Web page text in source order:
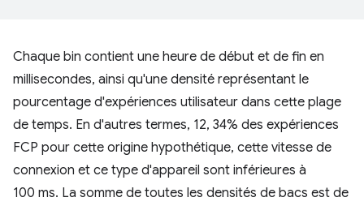
Chaque bin contient une heure de début et de fin en
millisecondes, ainsi qu'une densité représentant le
pourcentage d'expériences utilisateur dans cette plage
de temps. En d'autres termes, 12, 34% des expériences
FCP pour cette origine hypothétique, cette vitesse de
connexion et ce type d'appareil sont inférieures à
100 ms. La somme de toutes les densités de bacs est de